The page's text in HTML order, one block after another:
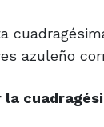
azuleño
la